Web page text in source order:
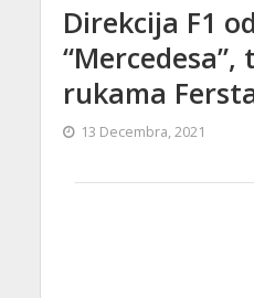
Direkcija F1
rukama
13 Decembra, 2021